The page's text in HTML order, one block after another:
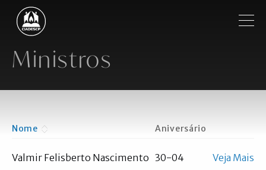
Pular para o conteúdo principal
Ministros
Ministros
Nome Ordenação
Ordenação
Aniversário
Valmir Felisberto Nascimento 30-04 Veja Mais